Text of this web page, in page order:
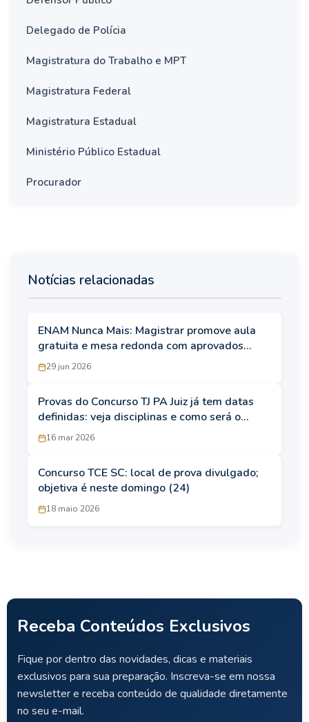
Delegado de Polícia
Magistratura do Trabalho e MPT
Magistratura Federal
Magistratura Estadual
Ministério Público Estadual
Procurador
Notícias relacionadas
ENAM Nunca Mais: Magistrar promove aula
gratuita e mesa redonda com aprovados
nesta terça-feira (30/6)
29 jun 2026
Provas do Concurso TJ PA Juiz já tem datas
definidas: veja disciplinas e como será o
exame
16 mar 2026
Concurso TCE SC: local de prova divulgado;
objetiva é neste domingo (24)
18 maio 2026
Receba Conteúdos Exclusivos
Fique por dentro das novidades, dicas e materiais
exclusivos para sua preparação. Inscreva-se em nossa
newsletter e receba conteúdo de qualidade diretamente
no seu e-mail.